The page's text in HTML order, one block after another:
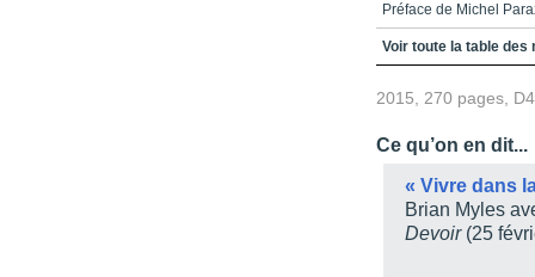
Préface de Michel
Remerciements
Introduction
Chapitre 1 - Pourquoi
Conclusion
Voir toute la table des
2015, 270 pages,
Ce qu’on en dit...
« Vivre dans
Brian Myles
Devoir(25